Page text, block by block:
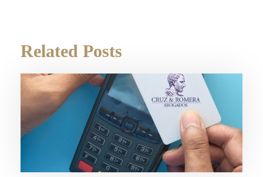
Related Posts